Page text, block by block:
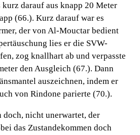
kurz darauf aus knapp 20 Meter
(66.). Kurz darauf war es
der von Al-Mouctar bedient
lies er die SVW-
zog knallhart ab und verpasste
den Ausgleich (67.). Dann
auszeichnen, indem er
von Rindone parierte (70.).
nicht unerwartet, der
das Zustandekommen doch